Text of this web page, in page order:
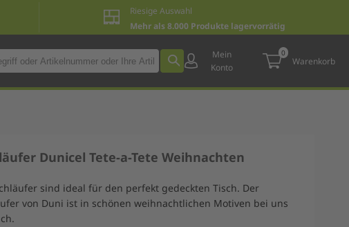
Riesige Auswahl
Mehr als 8.000 Produkte lagervorrätig
Mein
Konto
0
Warenkorb
Dunicel Tete-a-Tete Weihnachten
sind ideal für den perfekt gedeckten Tisch. Der
von Duni ist in schönen weihnachtlichen Motiven bei uns